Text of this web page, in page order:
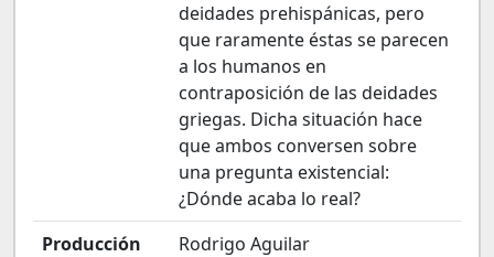
deidades prehispánicas, pero
que raramente éstas se parecen
a los humanos en
contraposición de las deidades
griegas. Dicha situación hace
que ambos conversen sobre
una pregunta existencial:
¿Dónde acaba lo real?
Producción
Rodrigo Aguilar